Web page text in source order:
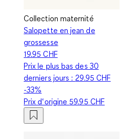
Collection maternité
Salopette en jean de
grossesse
19.95 CHF
Prix le plus bas des 30
derniers jours : 29.95 CHF
-33%
Prix d‘origine 59.95 CHF